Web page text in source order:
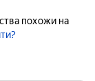
похожи на